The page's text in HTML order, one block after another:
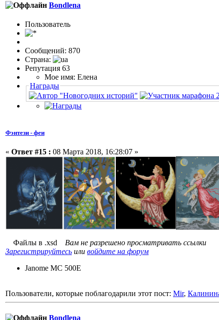
Bondlena
Пользовaтeль
Сообщений: 870
Страна:
Репутация 63
Мое имя: Елена
Награды
Фэнтези - феи
« Ответ #15 : 08 Марта 2018, 16:28:07 »
Файлы в .xsd Вам не разрешено просматривать ссылки
Зарегистрируйтесь или войдите на форум
Janome MC 500E
Пользователи, которые поблагодарили этот пост: Mir,
Bondlena